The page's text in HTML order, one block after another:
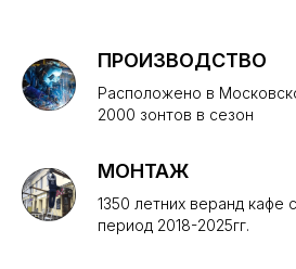
ПРОИЗВОДСТВО
Расположено в
2000 зонтов в сезон
МОНТАЖ
1350 летних веранд кафе
период 2018-2025гг.